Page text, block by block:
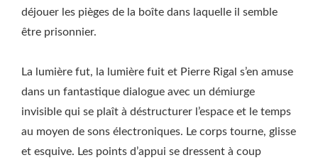
déjouer les pièges de la boîte dans laquelle il semble
être prisonnier.
La lumière fut, la lumière fuit et Pierre Rigal s’en amuse
dans un fantastique dialogue avec un démiurge
invisible qui se plaît à déstructurer l’espace et le temps
au moyen de sons électroniques. Le corps tourne, glisse
et esquive. Les points d’appui se dressent à coup